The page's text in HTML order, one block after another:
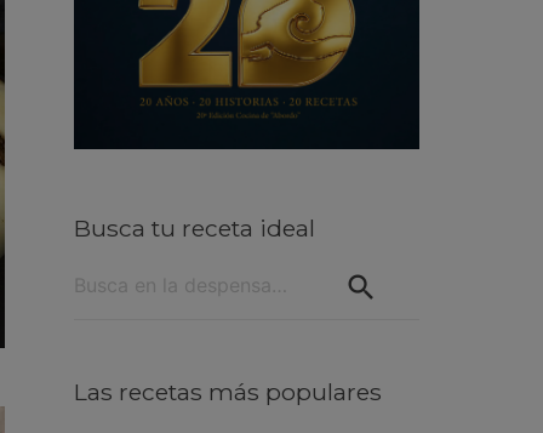
Busca tu receta ideal
Las recetas más populares